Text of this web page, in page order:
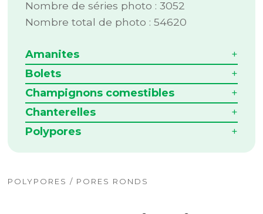
Nombre de séries photo : 3052
Nombre total de photo : 54620
Amanites
Bolets
Champignons comestibles
Chanterelles
Polypores
POLYPORES / PORES RONDS